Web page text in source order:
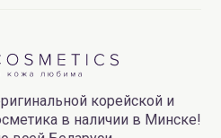
корейской и
в наличии в Минске!